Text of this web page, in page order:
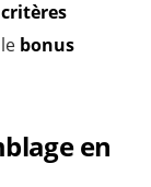
critères
bonus
en